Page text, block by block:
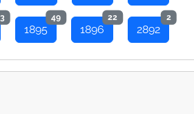
1895
49
1896
22
2892
2